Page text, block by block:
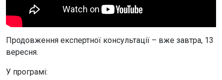
Продовження експертної консультації – вже завтра, 13
вересня.
У програмі: